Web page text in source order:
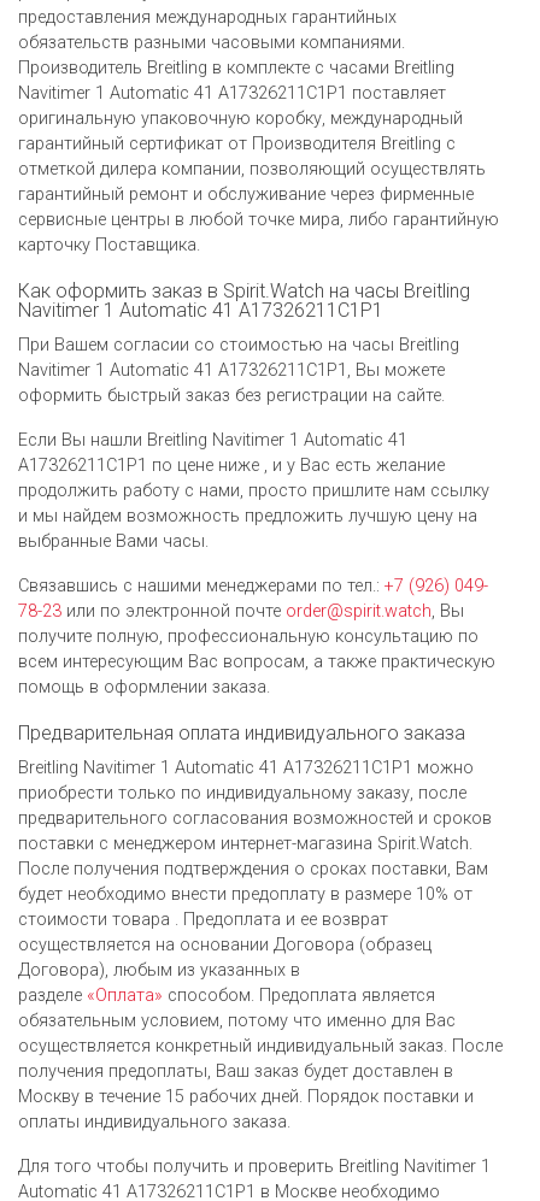
предоставления международных гарантийных
обязательств разными часовыми компаниями.
Производитель Breitling в комплекте с часами Breitling
Navitimer 1 Automatic 41 A17326211C1P1 поставляет
оригинальную упаковочную коробку, международный
гарантийный сертификат от Производителя Breitling c
отметкой дилера компании, позволяющий осуществлять
гарантийный ремонт и обслуживание через фирменные
сервисные центры в любой точке мира, либо гарантийную
карточку Поставщика.
Как оформить заказ в Spirit.Watch на часы Breitling
Navitimer 1 Automatic 41 A17326211C1P1
При Вашем согласии со стоимостью на часы Breitling
Navitimer 1 Automatic 41 A17326211C1P1, Вы можете
оформить быстрый заказ без регистрации на сайте.
Если Вы нашли Breitling Navitimer 1 Automatic 41
A17326211C1P1 по цене ниже , и у Вас есть желание
продолжить работу с нами, просто пришлите нам ссылку
и мы найдем возможность предложить лучшую цену на
выбранные Вами часы.
Связавшись с нашими менеджерами по тел.: +7 (926) 049-
78-23 или по электронной почте order@spirit.watch, Вы
получите полную, профессиональную консультацию по
всем интересующим Вас вопросам, а также практическую
помощь в оформлении заказа.
Предварительная оплата индивидуального заказа
Breitling Navitimer 1 Automatic 41 A17326211C1P1 можно
приобрести только по индивидуальному заказу, после
предварительного согласования возможностей и сроков
поставки с менеджером интернет-магазина Spirit.Watch.
После получения подтверждения о сроках поставки, Вам
будет необходимо внести предоплату в размере 10% от
стоимости товара . Предоплата и ее возврат
осуществляется на основании Договора (образец
Договора), любым из указанных в
разделе «Оплата» способом. Предоплата является
обязательным условием, потому что именно для Вас
осуществляется конкретный индивидуальный заказ. После
получения предоплаты, Ваш заказ будет доставлен в
Москву в течение 15 рабочих дней. Порядок поставки и
оплаты индивидуального заказа.
Для того чтобы получить и проверить Breitling Navitimer 1
Automatic 41 A17326211C1P1 в Москве необходимо